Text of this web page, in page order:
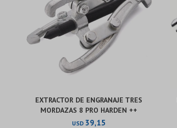
EXTRACTOR DE ENGRANAJE TRES
MORDAZAS 8 PRO HARDEN ++
USD 39,15